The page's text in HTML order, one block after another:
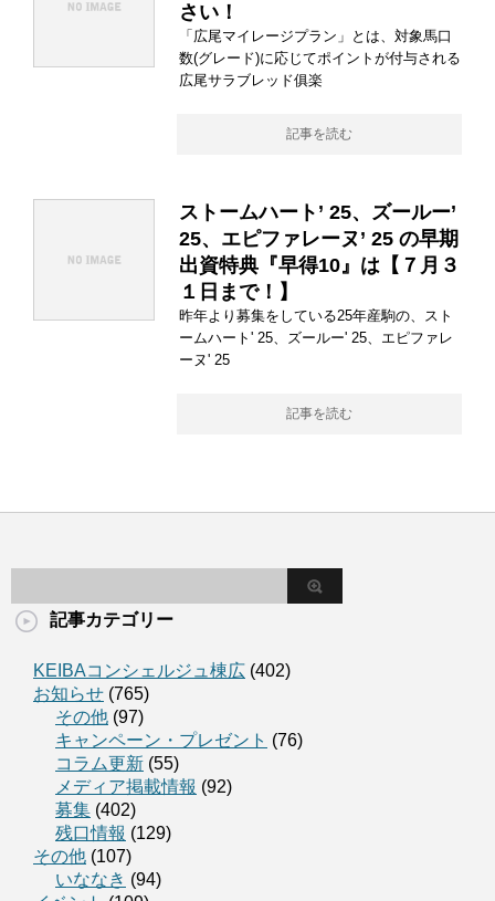
さい！
「広尾マイレージプラン」とは、対象馬口
数(グレード)に応じてポイントが付与される
広尾サラブレッド俱楽
記事を読む
ストームハート’ 25、ズールー’
25、エピファレーヌ’ 25 の早期
出資特典『早得10』は【７月３
１日まで！】
昨年より募集をしている25年産駒の、スト
ームハート' 25、ズールー' 25、エピファレ
ーヌ' 25
記事を読む
記事カテゴリー
KEIBAコンシェルジュ棟広 (402)
お知らせ (765)
その他 (97)
キャンペーン・プレゼント (76)
コラム更新 (55)
メディア掲載情報 (92)
募集 (402)
残口情報 (129)
その他 (107)
いななき (94)